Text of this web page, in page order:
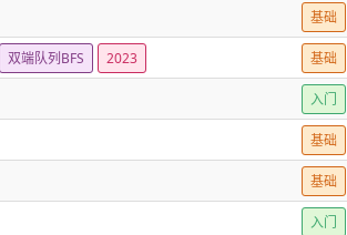
基础
双端队列BFS 2023 基础
入门
基础
基础
入门